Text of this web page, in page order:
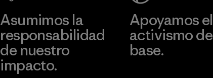
Asumimos la
responsabilidad
de nuestro
impacto.
Apoyamos el
activismo de
base.